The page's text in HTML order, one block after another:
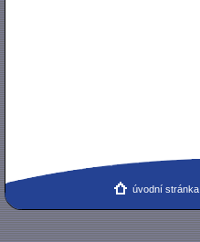
úvodní stránka